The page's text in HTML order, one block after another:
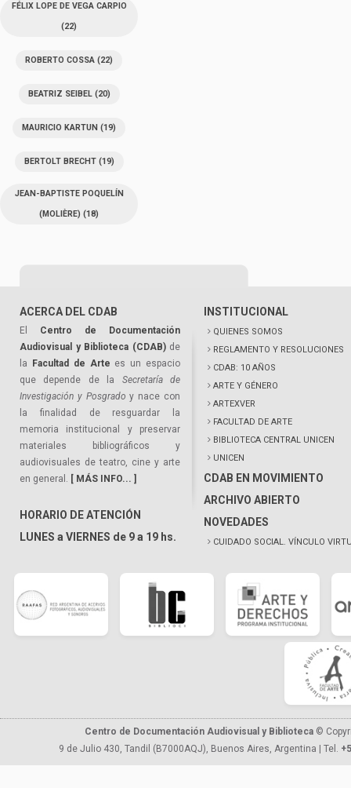
FÉLIX LOPE DE VEGA CARPIO
(22)
ROBERTO COSSA (22)
BEATRIZ SEIBEL(20)
MAURICIO KARTUN (19)
BERTOLT BRECHT(19)
JEAN-BAPTISTE POQUELÍN
(MOLIÈRE) (18)
ACERCA DEL CDAB
El Centro de Documentación
Audiovisual y Biblioteca (CDAB)de
la
Facultad de Arte es un espacio
que depende de la Secretaría de
Investigación y Posgrado y nace con
la finalidad de resguardar la
memoria institucional y preservar
materiales bibliográficos y
audiovisuales de teatro, cine y arte
en general. [ MÁS INFO... ]
HORARIO DE ATENCIÓN
LUNES a VIERNES de 9 a 19 hs.
INSTITUCIONAL
QUIENES SOMOS
REGLAMENTO Y RESOLUCIONES
CDAB: 10 AÑOS
ARTE Y GÉNERO
ARTEXVER
FACULTAD DE ARTE
BIBLIOTECA CENTRAL UNICEN
UNICEN
CDAB EN MOVIMIENTO
ARCHIVO ABIERTO
NOVEDADES
CUIDADO SOCIAL. VÍNCULO
Centro de Documentación Audiovisual y Biblioteca ©
9 de Julio 430, Tandil (B7000AQJ), Buenos Aires, Argentina | Tel.